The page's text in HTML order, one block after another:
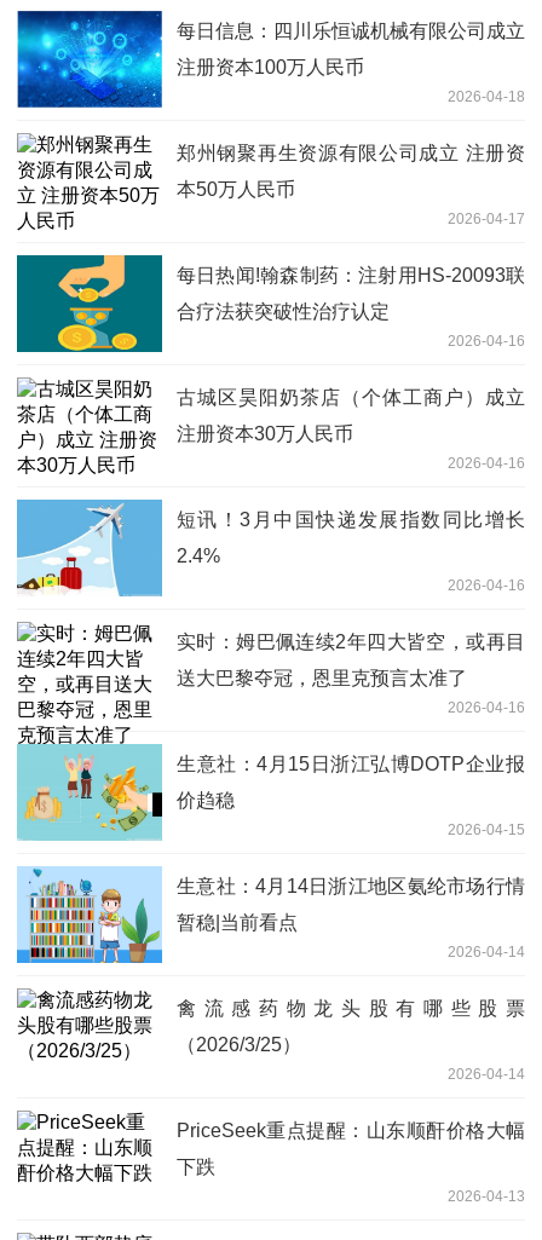
每日信息：四川乐恒诚机械有限公司成立
注册资本100万人民币
2026-04-18
郑州钢聚再生资源有限公司成立 注册资
本50万人民币
2026-04-17
每日热闻!翰森制药：注射用HS-20093联
合疗法获突破性治疗认定
2026-04-16
古城区昊阳奶茶店（个体工商户）成立
注册资本30万人民币
2026-04-16
短讯！3月中国快递发展指数同比增长
2.4%
2026-04-16
实时：姆巴佩连续2年四大皆空，或再目
送大巴黎夺冠，恩里克预言太准了
2026-04-16
生意社：4月15日浙江弘博DOTP企业报
价趋稳
2026-04-15
生意社：4月14日浙江地区氨纶市场行情
暂稳|当前看点
2026-04-14
禽流感药物龙头股有哪些股票
（2026/3/25）
2026-04-14
PriceSeek重点提醒：山东顺酐价格大幅
下跌
2026-04-13